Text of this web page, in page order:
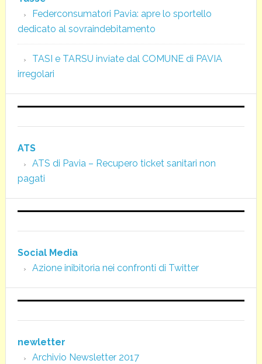
Federconsumatori Pavia: apre lo sportello
dedicato al sovraindebitamento
TASI e TARSU inviate dal COMUNE di PAVIA
irregolari
ATS
ATS di Pavia – Recupero ticket sanitari non
pagati
Social Media
Azione inibitoria nei confronti di Twitter
newletter
Archivio Newsletter 2017